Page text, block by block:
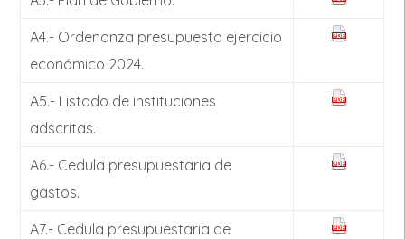
A4.- Ordenanza presupuesto ejercicio
económico 2024.
A5.- Listado de instituciones
adscritas.
A6.- Cedula presupuestaria de
gastos.
A7.- Cedula presupuestaria de